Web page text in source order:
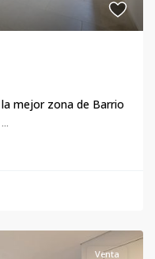
mejor zona de Barrio
...
Venta